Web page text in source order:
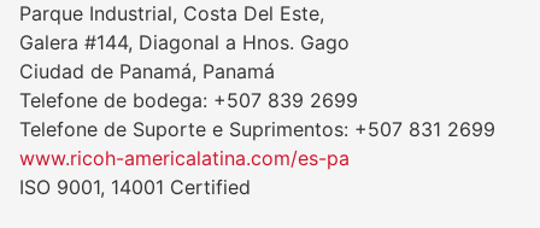
Parque Industrial, Costa Del Este,
Galera #144, Diagonal a Hnos. Gago
Ciudad de Panamá, Panamá
Telefone de bodega: +507 839 2699
Telefone de Suporte e Suprimentos: +507 831 2699
www.ricoh-americalatina.com/es-pa
ISO 9001, 14001 Certified